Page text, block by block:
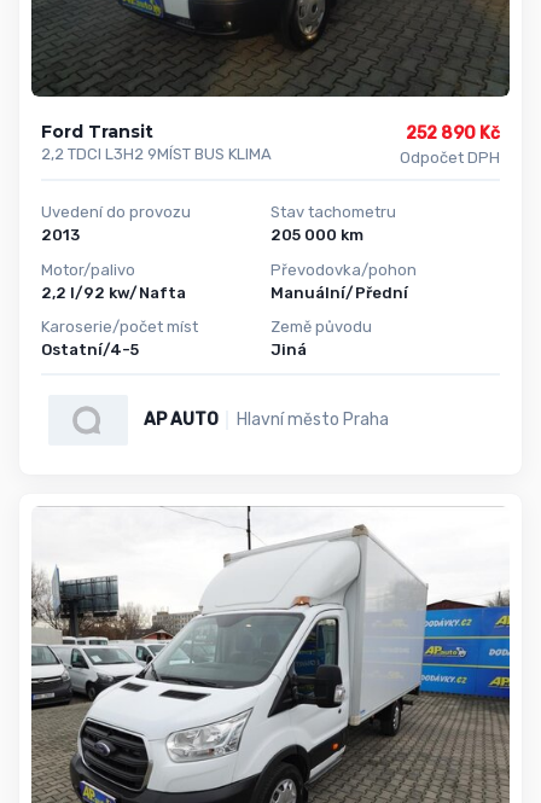
Ford Transit
2,2 TDCI L3H2 9MÍST BUS KLIMA
252 890 Kč
Odpočet DPH
Uvedení do provozu
2013
Motor/palivo
2,2 l/92 kw/Nafta
Karoserie/počet míst
Ostatní/4-5
Stav tachometru
205 000 km
Převodovka/pohon
Manuální/Přední
Země původu
Jiná
AP AUTO Hlavní město Praha